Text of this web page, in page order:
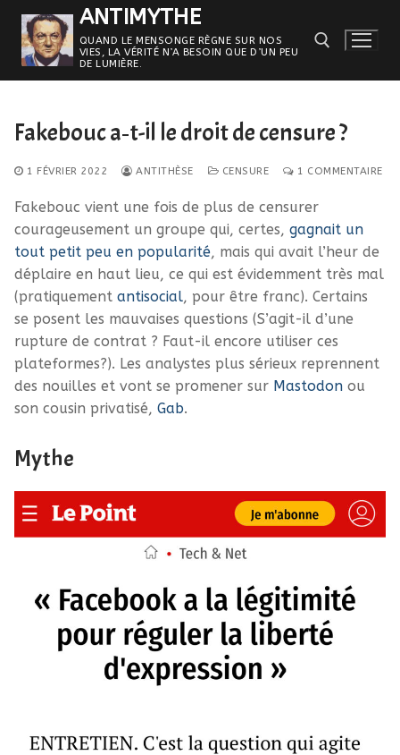
Aller
contenu
ANTIMYTHE
QUAND LE MENSONGE RÈGNE SUR NOS
VIES, LA VÉRITÉ N’A BESOIN QUE D’UN PEU
DE LUMIÈRE.
Fakebouc a‑t-il le droit de censure ?
1 FÉVRIER 2022 ANTITHÈSE CENSURE 1 COMMENTAIRE
Fakebouc vient une fois de plus de censurer
courageusement un groupe qui, certes, gagnait un
tout petit peu en popularité, mais qui avait l’heur de
déplaire en haut lieu, ce qui est évidemment très mal
(pratiquement antisocial, pour être franc). Certains
se posent les mauvaises questions (S’agit-il d’une
rupture de contrat ? Faut-il encore utiliser ces
plateformes?). Les analystes plus sérieux reprennent
des nouilles et vont se promener sur Mastodon ou
son cousin privatisé, Gab.
Mythe